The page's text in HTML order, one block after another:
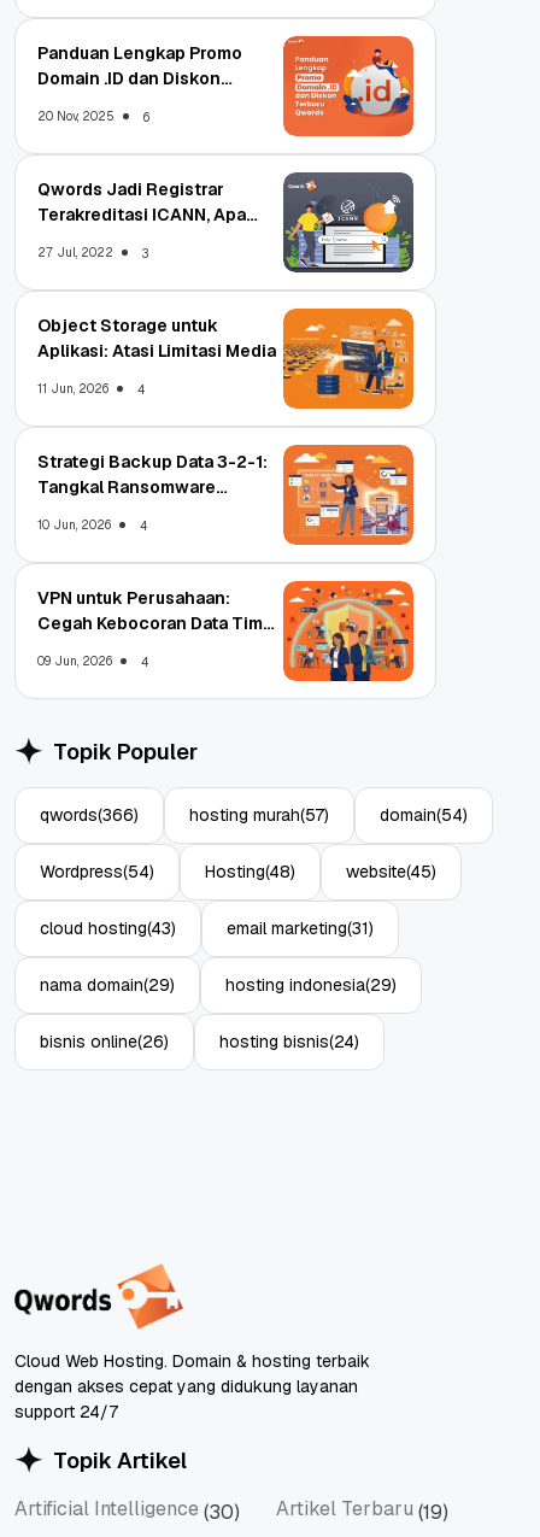
Panduan Lengkap Promo
Domain .ID dan Diskon
20 Nov, 2025 6
Qwords Jadi Registrar
Terakreditasi ICANN, Apa
27 Jul, 2022 3
Object Storage untuk
Aplikasi: Atasi Limitasi Media
11 Jun, 2026 4
Strategi Backup Data 3-2-1:
Tangkal Ransomware
10 Jun, 2026 4
VPN untuk Perusahaan:
Cegah Kebocoran Data Tim
09 Jun, 2026 4
Topik Populer
qwords(366) hosting murah(57) domain(54)
Wordpress(54) Hosting(48) website(45)
cloud hosting(43) email marketing(31)
nama domain(29) hosting indonesia(29)
bisnis online(26) hosting bisnis(24)
Cloud Web Hosting. Domain & hosting terbaik
dengan akses cepat yang didukung layanan
support 24/7
Topik Artikel
Artificial Intelligence (30) Artikel Terbaru (19)